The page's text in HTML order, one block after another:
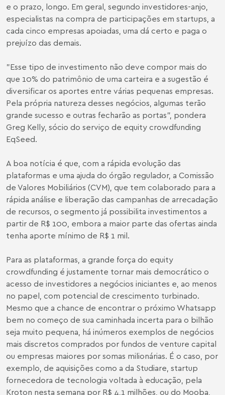
e o prazo, longo. Em geral, segundo investidores-anjo,
especialistas na compra de participações em startups, a
cada cinco empresas apoiadas, uma dá certo e paga o
prejuízo das demais.
"Esse tipo de investimento não deve compor mais do
que 10% do patrimônio de uma carteira e a sugestão é
diversificar os aportes entre várias pequenas empresas.
Pela própria natureza desses negócios, algumas terão
grande sucesso e outras fecharão as portas", pondera
Greg Kelly, sócio do serviço de equity crowdfunding
EqSeed.
A boa notícia é que, com a rápida evolução das
plataformas e uma ajuda do órgão regulador, a Comissão
de Valores Mobiliários (CVM), que tem colaborado para a
rápida análise e liberação das campanhas de arrecadação
de recursos, o segmento já possibilita investimentos a
partir de R$ 100, embora a maior parte das ofertas ainda
tenha aporte mínimo de R$ 1 mil.
Para as plataformas, a grande força do equity
crowdfunding é justamente tornar mais democrático o
acesso de investidores a negócios iniciantes e, ao menos
no papel, com potencial de crescimento turbinado.
Mesmo que a chance de encontrar o próximo Whatsapp
bem no começo de sua caminhada incerta para o bilhão
seja muito pequena, há inúmeros exemplos de negócios
mais discretos comprados por fundos de venture capital
ou empresas maiores por somas milionárias. É o caso, por
exemplo, de aquisições como a da Studiare, startup
fornecedora de tecnologia voltada à educação, pela
Kroton nesta semana por R$ 4,1 milhões, ou do Mooba,